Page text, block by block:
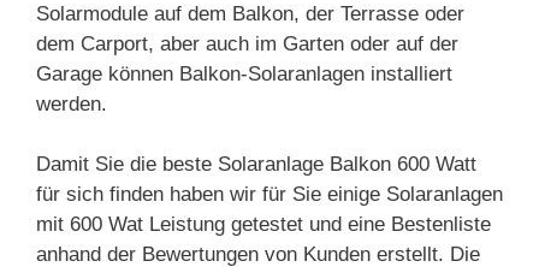
Solarmodule auf dem Balkon, der Terrasse oder
dem Carport, aber auch im Garten oder auf der
Garage können Balkon-Solaranlagen installiert
werden.
Damit Sie die beste Solaranlage Balkon 600 Watt
für sich finden haben wir für Sie einige Solaranlagen
mit 600 Wat Leistung getestet und eine Bestenliste
anhand der Bewertungen von Kunden erstellt. Die